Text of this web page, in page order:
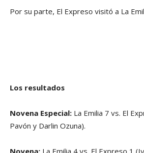
Por su parte, El Expreso visitó a La
Los resultados
Novena Especial: La Emilia 7 vs. El
Pavón y Darlin Ozuna).
Novena: La Emilia 4 vs. El Expreso 1